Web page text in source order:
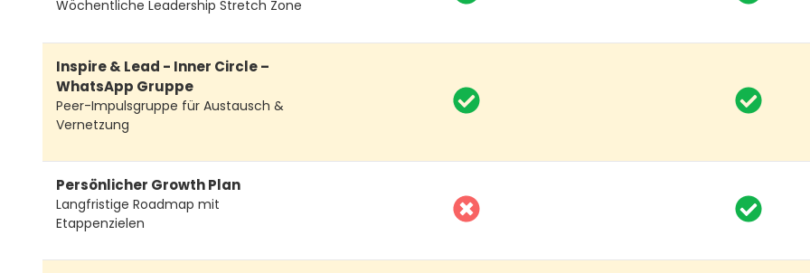
Wöchentliche Leadership Stretch Zone
Inspire & Lead - Inner Circle –
WhatsApp Gruppe
Peer-Impulsgruppe für Austausch &
Vernetzung
Persönlicher Growth Plan
Langfristige Roadmap mit
Etappenzielen